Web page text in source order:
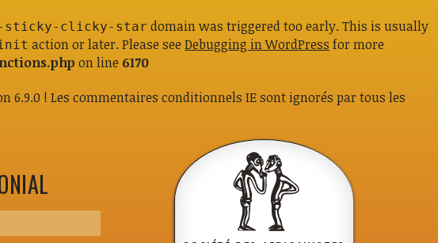
sticky-clicky-star domain was triggered too early. This is usually
action or later. Please see Debugging in WordPress for more
on line 6170
6.9.0 ! Les commentaires conditionnels IE sont ignorés par tous les